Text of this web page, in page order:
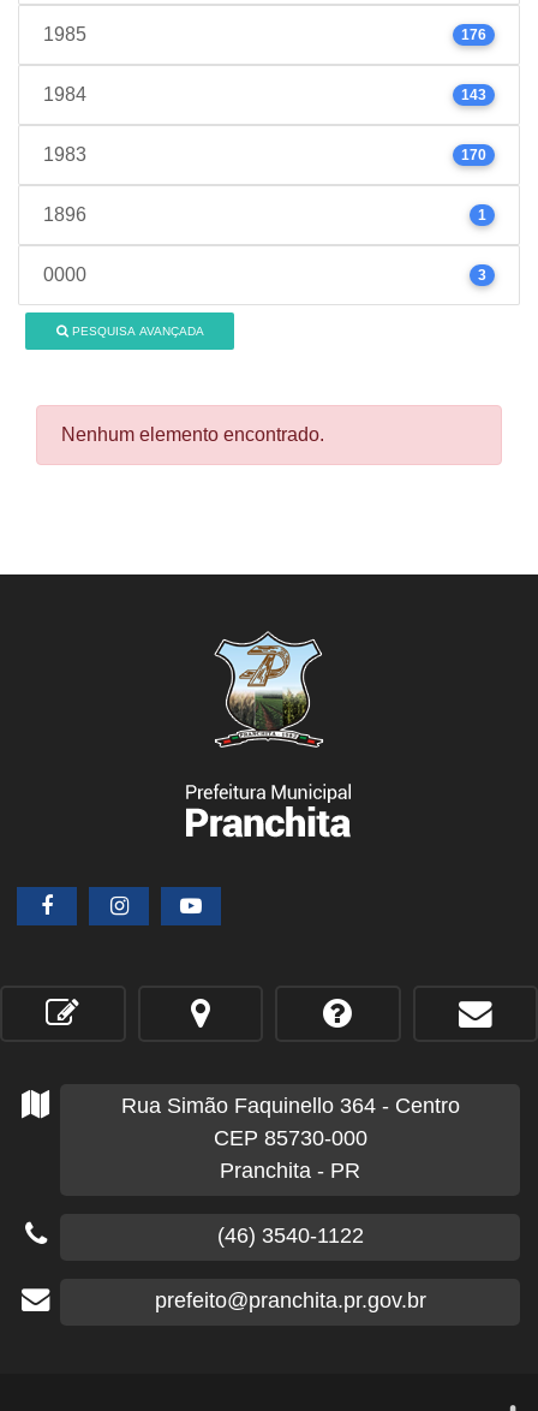
1985 176
1984 143
1983 170
1896 1
0000 3
PESQUISA AVANÇADA
Nenhum elemento encontrado.
Rua Simão Faquinello 364 - Centro
CEP 85730-000
Pranchita - PR
(46) 3540-1122
prefeito@pranchita.pr.gov.br